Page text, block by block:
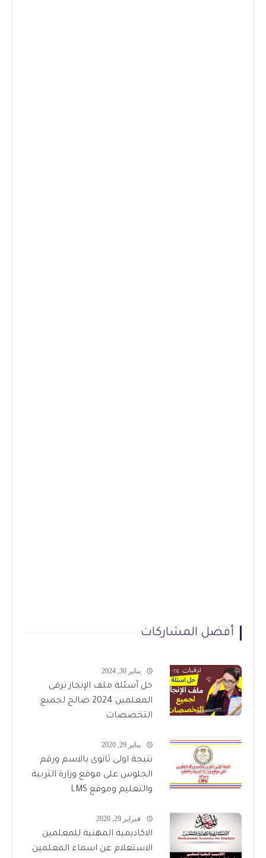
أفضل المشاركات
يناير 30, 2024
حل أسئلة ملف الإنجاز ترقى
المعلمين 2024 صالح لجميع
التخصصات
يناير 29, 2020
نتيجة اولى ثانوى بالاسم ورقم
الجلوس على موقع وزارة التربية
والتعليم وموقع LMS
فبراير 29, 2020
الاكاديمية المهنية للمعلمين
الاستعلام عن اسماء المعلمين